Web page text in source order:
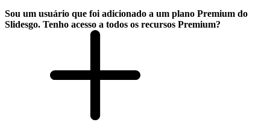
Sou um usuário que foi adicionado a um plano Premium do
Slidesgo. Tenho acesso a todos os recursos Premium?